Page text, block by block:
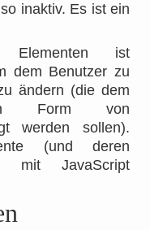
inaktiv. Es ist ein
Elementen ist
dem Benutzer zu
ändern (die dem
Form von
werden sollen).
(und deren
mit JavaScript